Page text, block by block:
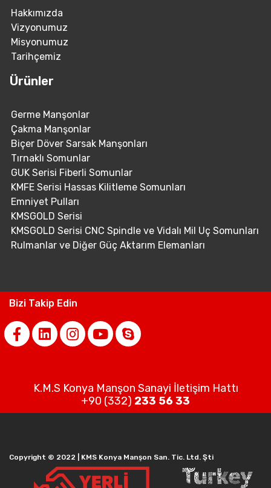
Hakkımızda
Vizyonumuz
Misyonumuz
Tarihçemiz
Ürünler
Germe Manşonlar
Çakma Manşonlar
Biçer Döver Sarsak Manşonları
Tırnaklı Somunlar
GUK Serisi Fiberli Somunlar
KMFE Serisi Hassas Kilitleme Somunları
Emniyet Pulları
KMSGOLD Serisi
KMSGOLD Serisi CNC Spindle ve Vidalı Mil Uç Somunları
Rulmanlar ve Diğer Güç Aktarım Elemanları
Bizi Takip Edin
K.M.S Konya Manşon Sanayi İletişim Hattı
+90 (332) 233 56 33
Copyright © 2022 | KMS Konya Manşon San. Tic. Ltd. Şti